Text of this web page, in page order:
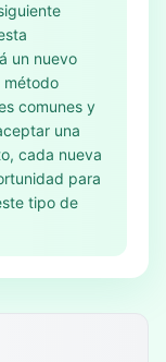
un nuevo
método
comunes y
una
cada nueva
para
tipo de